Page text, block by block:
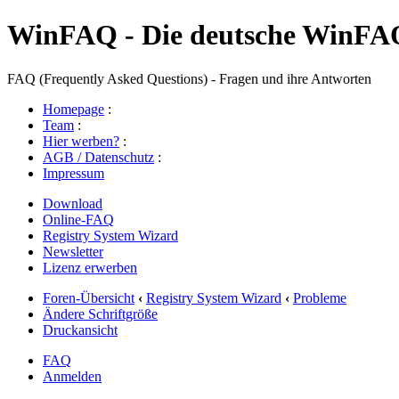
WinFAQ - Die deutsche
FAQ (Frequently Asked Questions) - Fragen und ihre Antworten
Homepage :
Team :
Hier werben? :
AGB / Datenschutz :
Impressum
Download
Online-FAQ
Registry System Wizard
Newsletter
Lizenz erwerben
Foren-Übersicht ‹ Registry System Wizard ‹ Probleme
Ändere Schriftgröße
Druckansicht
FAQ
Anmelden